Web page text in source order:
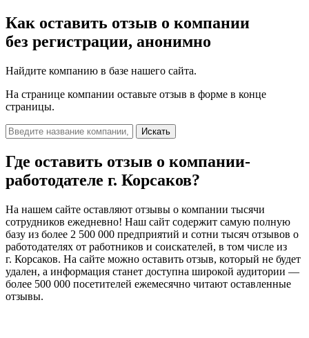
Как оставить отзыв о компании
без регистрации, анонимно
Найдите компанию в базе нашего сайта.
На странице компании оставьте отзыв в форме в конце
страницы.
Искать
Где оставить отзыв о компании-
работодателе г. Корсаков?
На нашем сайте оставляют отзывы о компании тысячи
сотрудников ежедневно! Наш сайт содержит самую полную
базу из более 2 500 000 предприятий и сотни тысяч отзывов о
работодателях от работников и соискателей, в том числе из
г. Корсаков. На сайте можно оставить отзыв, который не будет
удален, а информация станет доступна широкой аудитории —
более 500 000 посетителей ежемесячно читают оставленные
отзывы.